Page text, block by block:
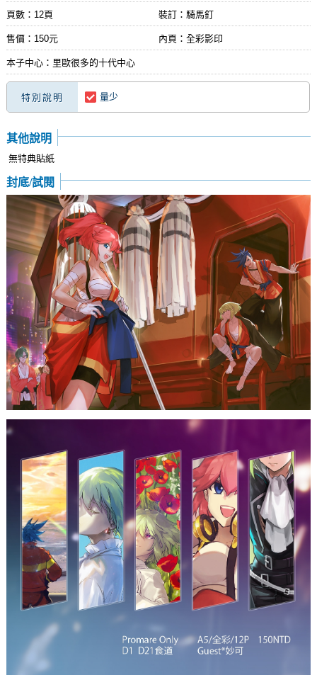
頁數：12頁 裝訂：騎馬釘
售價：150元 內頁：全彩影印
本子中心：里歐很多的十代中心
特別說明 量少
其他說明
無特典貼紙
封底/試閱